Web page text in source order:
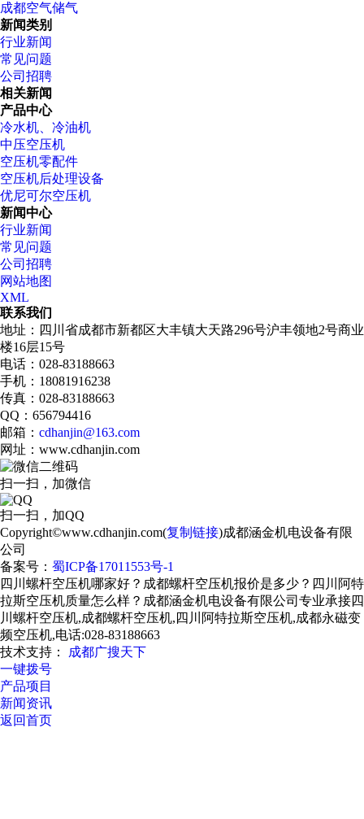
成都空气储气
新闻类别
行业新闻
常见问题
公司招聘
相关新闻
产品中心
冷水机、冷油机
中压空压机
空压机零配件
空压机后处理设备
优尼可尔空压机
新闻中心
行业新闻
常见问题
公司招聘
网站地图
XML
联系我们
地址：四川省成都市新都区大丰镇大天路296号沪丰领地2号商业
楼16层15号
电话：028-83188663
手机：18081916238
传真：028-83188663
QQ：656794416
邮箱： cdhanjin@163.com
网址：www.cdhanjin.com
扫一扫，加微信
扫一扫，加QQ
Copyright©www.cdhanjin.com(复制链接)成都涵金机电设备有限
公司
备案号： 蜀ICP备17011553号-1
四川螺杆空压机哪家好？成都螺杆空压机报价是多少？四川阿特
拉斯空压机质量怎么样？成都涵金机电设备有限公司专业承接四
川螺杆空压机,成都螺杆空压机,四川阿特拉斯空压机,成都永磁变
频空压机,电话:028-83188663
技术支持：
成都广搜天下
一键拨号
产品项目
新闻资讯
返回首页